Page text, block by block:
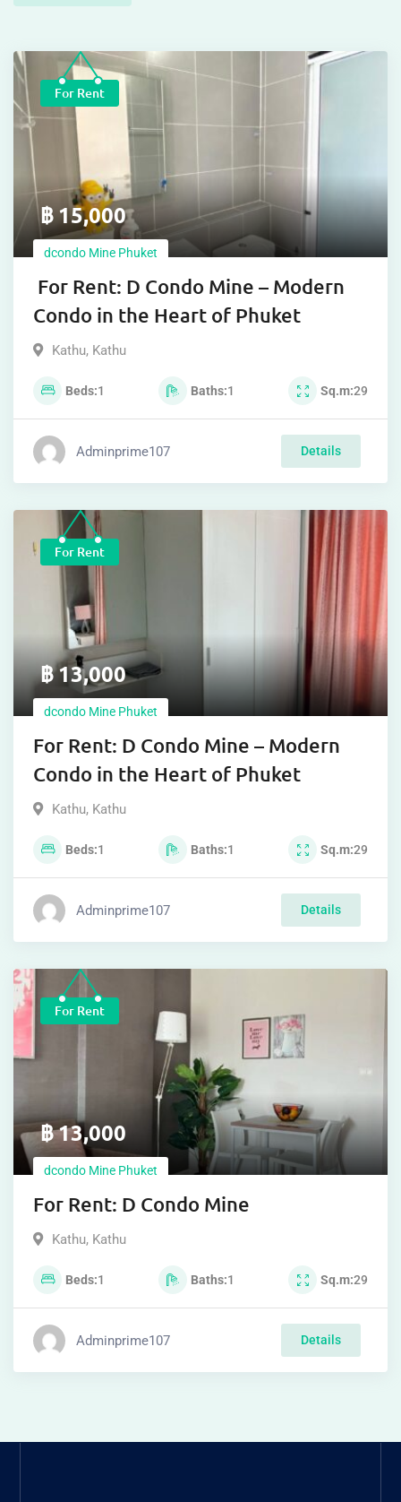
For Rent
฿15,000
dcondo Mine Phuket
For Rent: D Condo Mine – Modern
Condo in the Heart of Phuket
Kathu, Kathu
Beds 1 Baths 1 Sq.m 29
Adminprime107 Details
For Rent
฿13,000
dcondo Mine Phuket
For Rent: D Condo Mine – Modern
Condo in the Heart of Phuket
Kathu, Kathu
Beds 1 Baths 1 Sq.m 29
Adminprime107 Details
For Rent
฿13,000
dcondo Mine Phuket
For Rent: D Condo Mine
Kathu, Kathu
Beds 1 Baths 1 Sq.m 29
Adminprime107 Details